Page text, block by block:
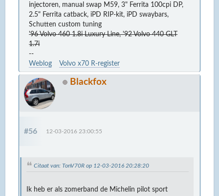
injectoren, manual swap M59, 3" Ferrita 100cpi DP,
2.5" Ferrita catback, iPD RIP-kit, iPD swaybars,
Schutten custom tuning
'96 Volvo 460 1.8i Luxury Line, '92 Volvo 440 GLT
1.7i
--
Weblog
Volvo x70 R-register
Blackfox
#56 12-03-2016 23:00:55
Citaat van: TonV70R op 12-03-2016 20:28:20
Ik heb er als zomerband de Michelin pilot sport